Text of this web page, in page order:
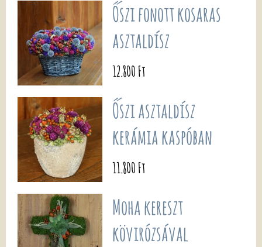
Őszi fonott kosaras
asztaldísz
12.800 Ft
Őszi asztaldísz
kerámia kaspóban
11.800 Ft
Moha kereszt
kövirózsával